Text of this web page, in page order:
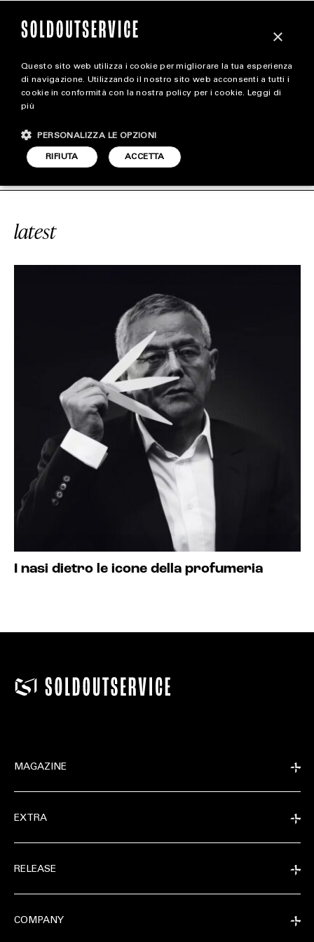
magazine
STYLE
FOOTWEAR
#TERRE D’HERMÈS
latest
I nasi dietro le icone della profumeria
MAGAZINE
EXTRA
RELEASE
COMPANY
×
Questo sito web utilizza i cookie per migliorare la tua esperienza
di navigazione. Utilizzando il nostro sito web acconsenti a tutti i
cookie in conformità con la nostra policy per i cookie. Leggi di
più
ACCETTA
RIFIUTA
PERSONALIZZA LE OPZIONI